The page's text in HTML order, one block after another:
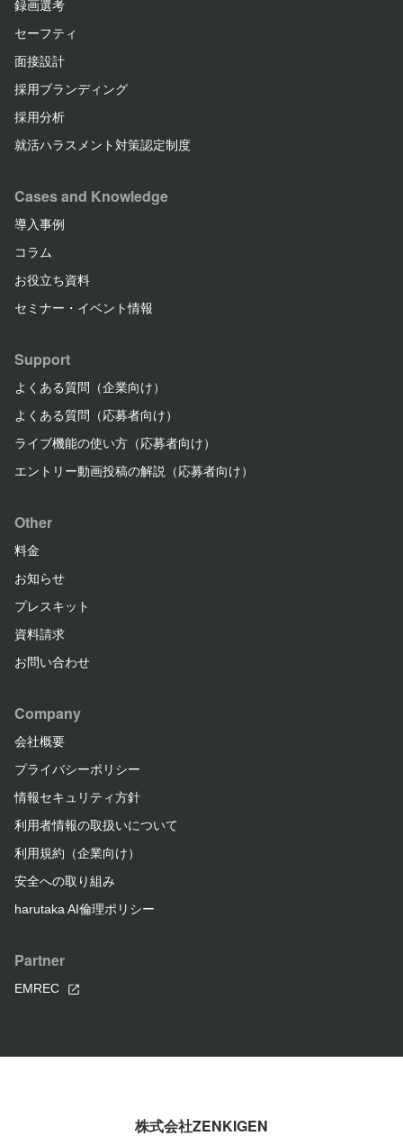
録画選考
セーフティ
面接設計
採用ブランディング
採用分析
就活ハラスメント対策認定制度
Cases and Knowledge
導入事例
コラム
お役立ち資料
セミナー・イベント情報
Support
よくある質問（企業向け）
よくある質問（応募者向け）
ライブ機能の使い方（応募者向け）
エントリー動画投稿の解説（応募者向け）
Other
料金
お知らせ
プレスキット
資料請求
お問い合わせ
Company
会社概要
プライバシーポリシー
情報セキュリティ方針
利用者情報の取扱いについて
利用規約（企業向け）
安全への取り組み
harutaka AI倫理ポリシー
Partner
EMREC
株式会社ZENKIGEN